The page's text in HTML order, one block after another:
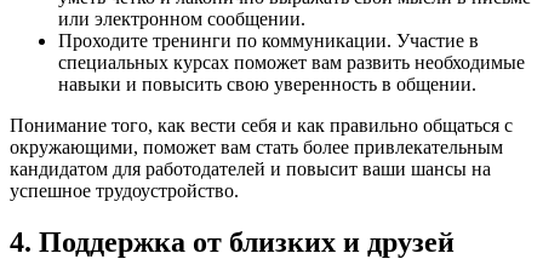
или электронном сообщении.
Проходите тренинги по коммуникации. Участие в
специальных курсах поможет вам развить необходимые
навыки и повысить свою уверенность в общении.
Понимание того, как вести себя и как правильно общаться с
окружающими, поможет вам стать более привлекательным
кандидатом для работодателей и повысит ваши шансы на
успешное трудоустройство.
4. Поддержка от близких и друзей